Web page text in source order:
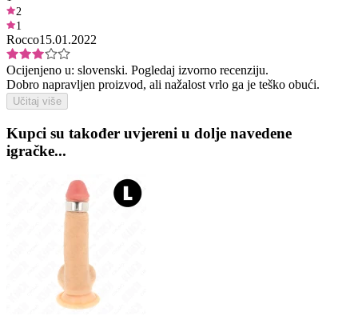
2
1
Rocco15.01.2022
Ocijenjeno u: slovenski. Pogledaj izvorno recenziju.
Dobro napravljen proizvod, ali nažalost vrlo ga je teško obući.
Učitaj više
Kupci su također uvjereni u dolje navedene
igračke...